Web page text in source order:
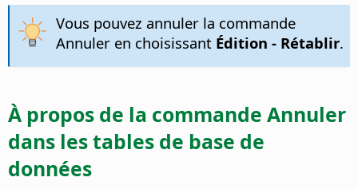
Vous pouvez annuler la commande
Annuler en choisissant Édition - Rétablir.
À propos de la commande Annuler
dans les tables de base de
données